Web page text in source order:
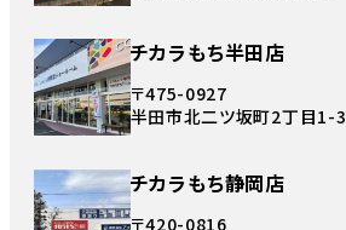
チカラもち半田店
〒475-0927
半田市北二ツ坂町2丁目1-3
チカラもち静岡店
〒420-0816